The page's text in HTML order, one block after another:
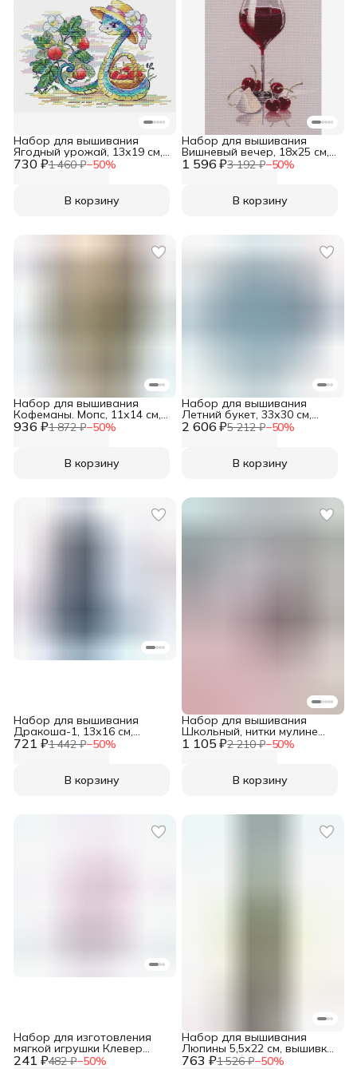
730 ₽1 460 ₽−50%
Набор для вышивания
Ягодный урожай, 13х19 см,
вышивка крестом наборы,
В корзину
1 596 ₽3 192 ₽−50%
Набор для вышивания
Вишневый вечер, 18х25 см,
вышивка крестом наборы,
В корзину
936 ₽1 872 ₽−50%
Набор для вышивания
Кофеманы. Мопс, 11х14 см,
вышивка крестом наборы,
В корзину
2 606 ₽5 212 ₽−50%
Набор для вышивания
Летний букет, 33х30 см,
вышивка крестом наборы,
В корзину
721 ₽1 442 ₽−50%
Набор для вышивания
Дракоша-1, 13х16 см,
вышивка крестом наборы,
В корзину
1 105 ₽2 210 ₽−50%
Набор для вышивания
Школьный, нитки мулине
хлопок 20 цветов, канва,
В корзину
241 ₽482 ₽−50%
Набор для изготовления
мягкой игрушки Клевер
Каваии-кидс. Хрумик, 8*10 763 ₽1 526 ₽−50%
Набор для вышивания
Люпины 5,5х22 см, вышивка
крестом наборы, Сделай